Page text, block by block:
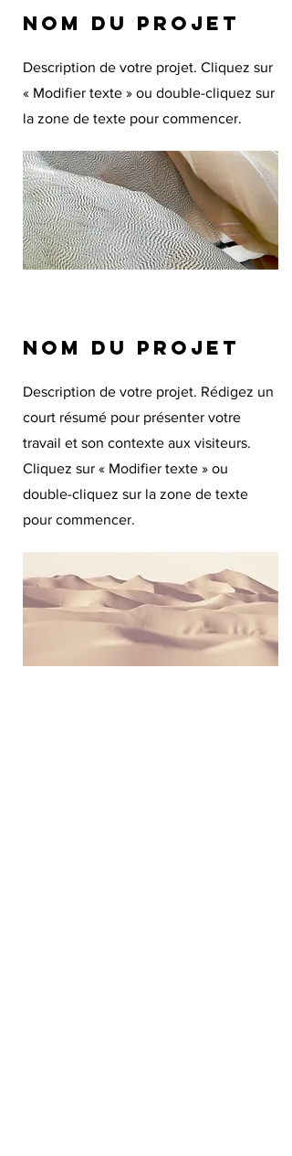
Nom du projet
Description de votre projet. Cliquez sur
« Modifier texte » ou double-cliquez sur
la zone de texte pour commencer.
Nom du projet
Description de votre projet. Rédigez un
court résumé pour présenter votre
travail et son contexte aux visiteurs.
Cliquez sur « Modifier texte » ou
double-cliquez sur la zone de texte
pour commencer.